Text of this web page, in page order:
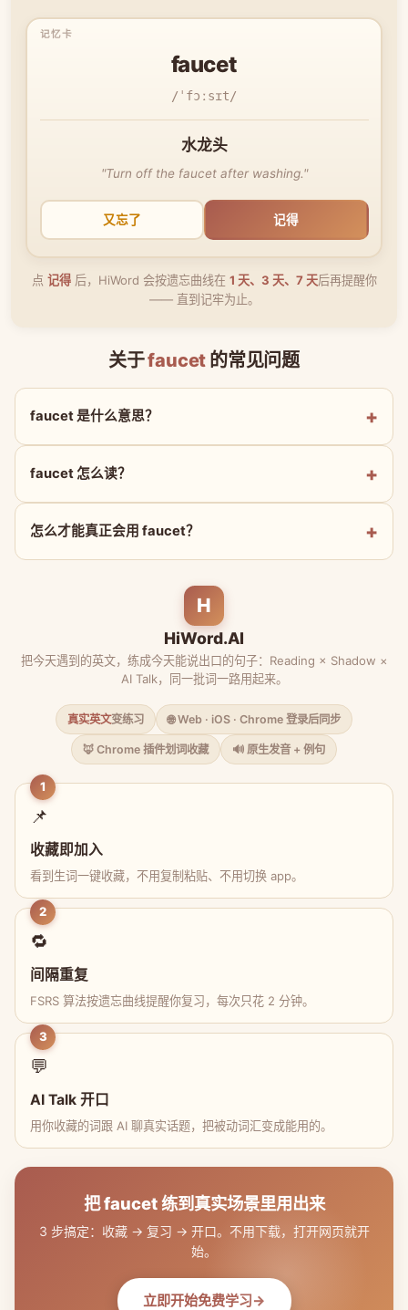
faucet
/ˈfɔːsɪt/
水龙头
"Turn off the faucet after washing."
又忘了 记得
点 记得后，HiWord 会按遗忘曲线在 1 天、3 天、7 天后再提醒你
—— 直到记牢为止。
关于faucet 的常见问题
faucet 是什么意思？
faucet 怎么读？
怎么才能真正会用 faucet？
H
HiWord.AI
把今天遇到的英文，练成今天能说出口的句子：Reading × Shadow ×
AI Talk，同一批词一路用起来。
真实英文变练习 🌐 Web · iOS · Chrome 登录后同步
🦊 Chrome 插件划词收藏 🔊 原生发音 + 例句
1
📌
收藏即加入
看到生词一键收藏，不用复制粘贴、不用切换 app。
2
🔁
间隔重复
FSRS 算法按遗忘曲线提醒你复习，每次只花 2 分钟。
3
💬
AI Talk 开口
用你收藏的词跟 AI 聊真实话题，把被动词汇变成能用的。
把 faucet 练到真实场景里用出来
3 步搞定：收藏 → 复习 → 开口。不用下载，打开网页就开
始。
立即开始免费学习